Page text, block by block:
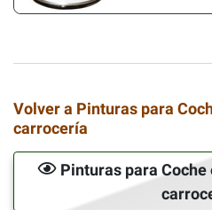
Volver a Pinturas para
carrocería
Pinturas para Coche